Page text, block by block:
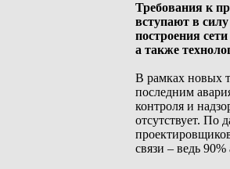
Требования к
вступают в
построения
а также
В рамках новых
последним
контроля и
отсутствует. По
связи – ведь